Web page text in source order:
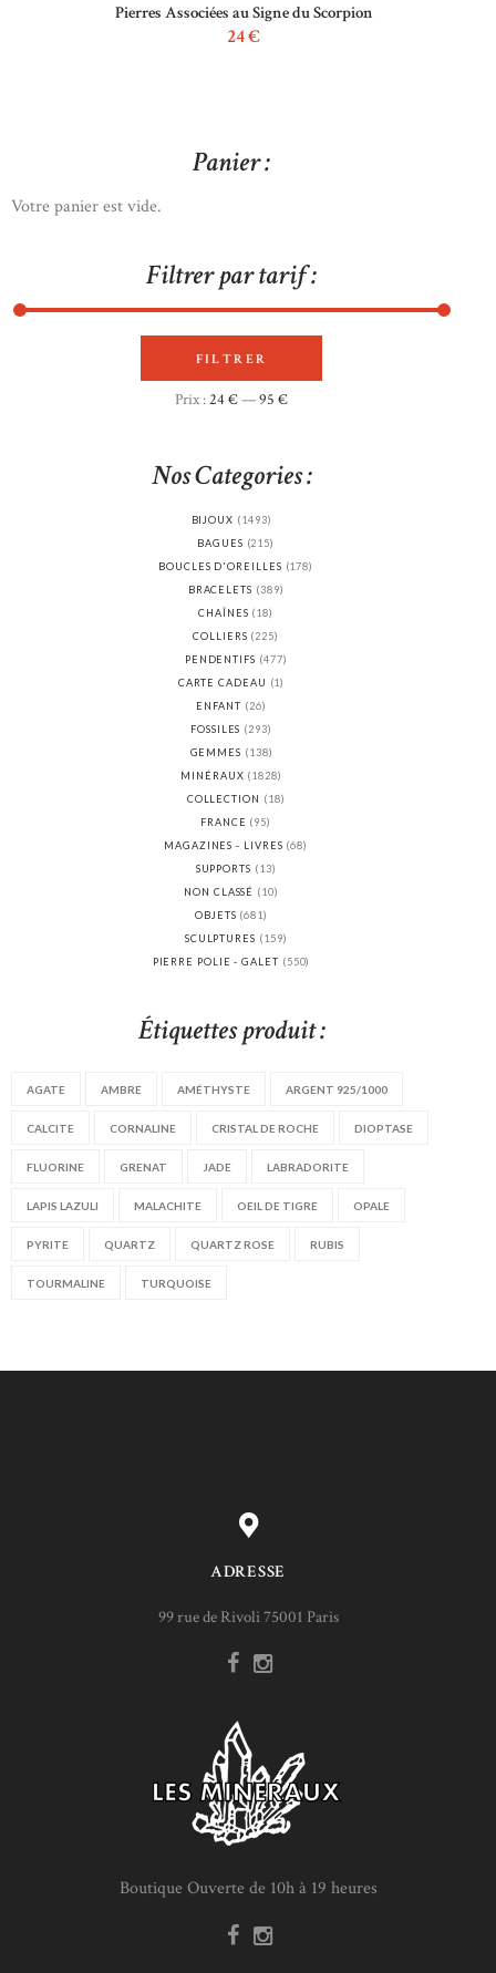
Pierres Associées au Signe du Scorpion
24€
Panier :
Votre panier est vide.
Filtrer par tarif :
Prix
Prix
FILTRER
Prix :24 €—95 €
Nos Categories :
BIJOUX (1493)
BAGUES (215)
BOUCLES D'OREILLES (178)
BRACELETS (389)
CHAÎNES (18)
COLLIERS (225)
PENDENTIFS (477)
CARTE CADEAU (1)
ENFANT (26)
FOSSILES (293)
GEMMES (138)
MINÉRAUX (1828)
COLLECTION (18)
FRANCE (95)
MAGAZINES - LIVRES (68)
SUPPORTS (13)
NON CLASSÉ (10)
OBJETS (681)
SCULPTURES (159)
PIERRE POLIE - GALET (550)
Étiquettes produit :
AGATE AMBRE AMÉTHYSTE ARGENT 925/1000
CALCITE CORNALINE CRISTAL DE ROCHE DIOPTASE
FLUORINE GRENAT JADE LABRADORITE
LAPIS LAZULI MALACHITE OEIL DE TIGRE OPALE
PYRITE QUARTZ QUARTZ ROSE RUBIS
TOURMALINE TURQUOISE
ADRESSE
99 rue de Rivoli 75001 Paris
Boutique Ouverte de 10h à 19 heures